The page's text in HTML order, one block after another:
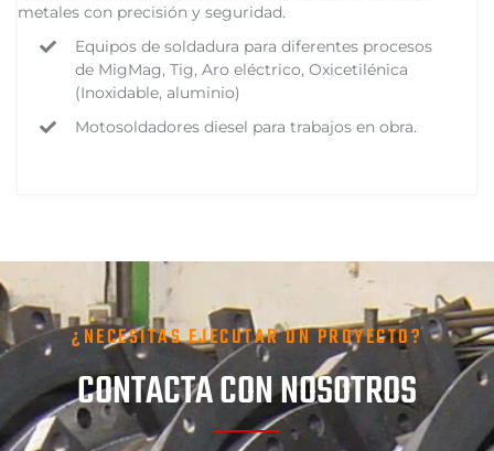
metales con precisión y seguridad.
Equipos de soldadura para diferentes procesos
de MigMag, Tig, Aro eléctrico, Oxicetilénica
(Inoxidable, aluminio)
Motosoldadores diesel para trabajos en obra.
¿NECESITAS EJECUTAR UN PROYECTO?
CONTACTA CON NOSOTROS